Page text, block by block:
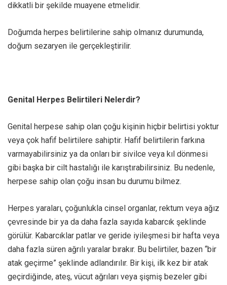
dikkatli bir şekilde muayene etmelidir.
Doğumda herpes belirtilerine sahip olmanız durumunda,
doğum sezaryen ile gerçekleştirilir.
Genital Herpes Belirtileri Nelerdir?
Genital herpese sahip olan çoğu kişinin hiçbir belirtisi yoktur
veya çok hafif belirtilere sahiptir. Hafif belirtilerin farkına
varmayabilirsiniz ya da onları bir sivilce veya kıl dönmesi
gibi başka bir cilt hastalığı ile karıştırabilirsiniz. Bu nedenle,
herpese sahip olan çoğu insan bu durumu bilmez.
Herpes yaraları, çoğunlukla cinsel organlar, rektum veya ağız
çevresinde bir ya da daha fazla sayıda kabarcık şeklinde
görülür. Kabarcıklar patlar ve geride iyileşmesi bir hafta veya
daha fazla süren ağrılı yaralar bırakır. Bu belirtiler, bazen “bir
atak geçirme” şeklinde adlandırılır. Bir kişi, ilk kez bir atak
geçirdiğinde, ateş, vücut ağrıları veya şişmiş bezeler gibi